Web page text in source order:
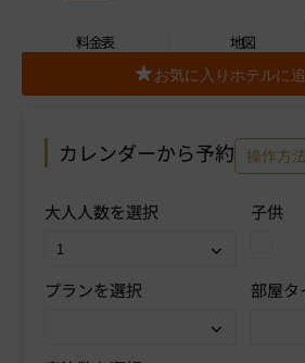
料金表 地図
お気に入りホテルに
カレンダーから予約 操作方
大人人数を選択 子供
プランを選択 部屋タ